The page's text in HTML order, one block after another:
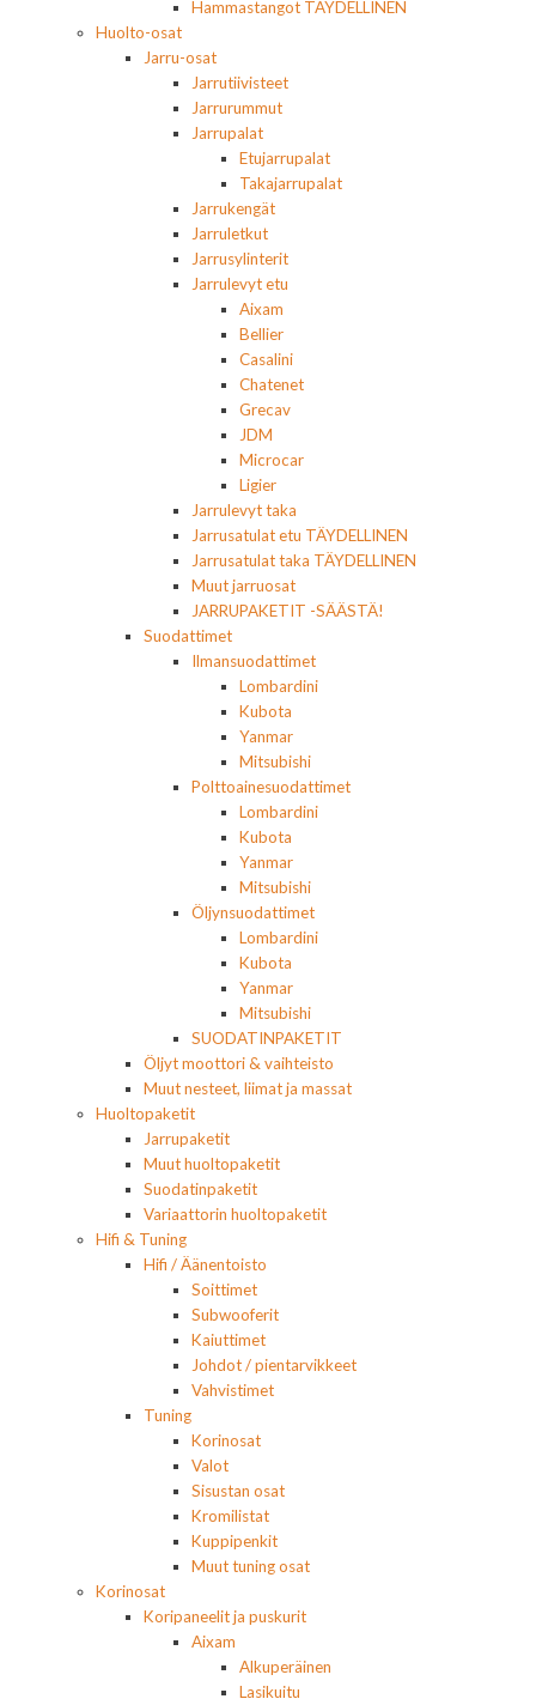
Hammastangot TÄYDELLINEN
Huolto-osat
Jarru-osat
Jarrutiivisteet
Jarrurummut
Jarrupalat
Etujarrupalat
Takajarrupalat
Jarrukengät
Jarruletkut
Jarrusylinterit
Jarrulevyt etu
Aixam
Bellier
Casalini
Chatenet
Grecav
JDM
Microcar
Ligier
Jarrulevyt taka
Jarrusatulat etu TÄYDELLINEN
Jarrusatulat taka TÄYDELLINEN
Muut jarruosat
JARRUPAKETIT -SÄÄSTÄ!
Suodattimet
Ilmansuodattimet
Lombardini
Kubota
Yanmar
Mitsubishi
Polttoainesuodattimet
Lombardini
Kubota
Yanmar
Mitsubishi
Öljynsuodattimet
Lombardini
Kubota
Yanmar
Mitsubishi
SUODATINPAKETIT
Öljyt moottori & vaihteisto
Muut nesteet, liimat ja massat
Huoltopaketit
Jarrupaketit
Muut huoltopaketit
Suodatinpaketit
Variaattorin huoltopaketit
Hifi & Tuning
Hifi / Äänentoisto
Soittimet
Subwooferit
Kaiuttimet
Johdot / pientarvikkeet
Vahvistimet
Tuning
Korinosat
Valot
Sisustan osat
Kromilistat
Kuppipenkit
Muut tuning osat
Korinosat
Koripaneelit ja puskurit
Aixam
Alkuperäinen
Lasikuitu